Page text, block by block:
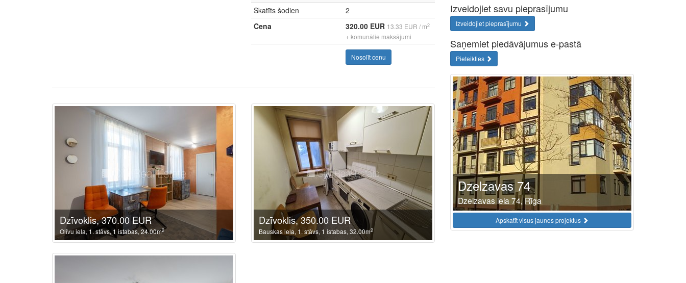
Skatīts šodien
2
Cena
320.00 EUR 13.33 EUR / m2
+ komunālie maksājumi
Nosolīt cenu
Dzīvoklis, 370.00 EUR
Olīvu iela, 1. stāvs, 1 istabas, 24.00m2
Dzīvoklis, 350.00 EUR
Bauskas iela, 1. stāvs, 1 istabas, 32.00m2
Izveidojiet savu pieprasījumu
Izveidojiet pieprasījumu
Saņemiet piedāvājumus e-pastā
Pieteikties
Dzelzavas 74
Dzelzavas iela 74, Rīga
Apskatīt visus jaunos projektus